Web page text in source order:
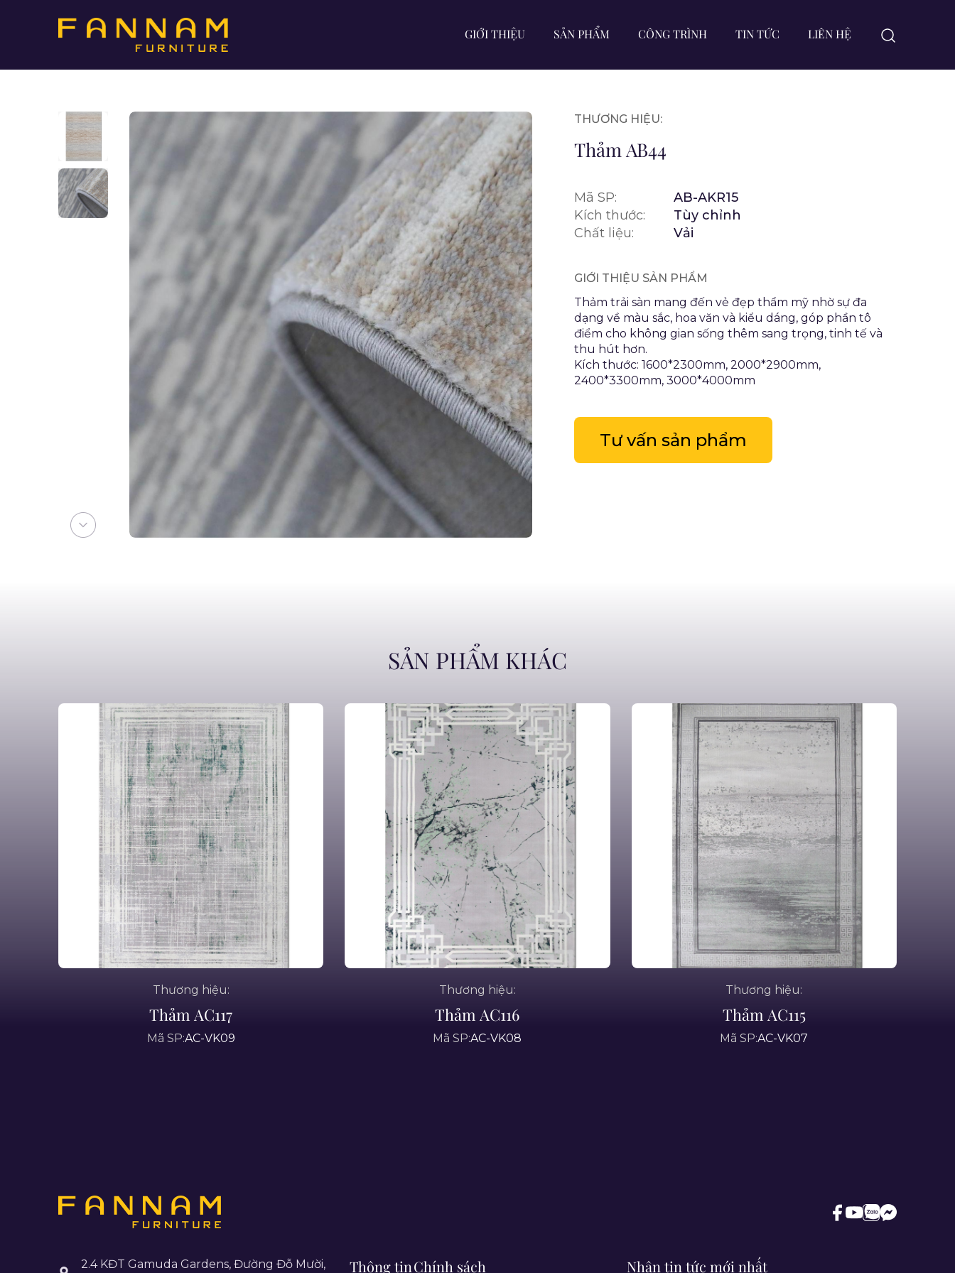
GIỚI THIỆU SẢN PHẨM CÔNG TRÌNH TIN TỨC LIÊN HỆ
THƯƠNG HIỆU:
Thảm AB44
Mã SP:
AB-AKR15
Kích thước:
Tùy chỉnh
Chất liệu:
Vải
GIỚI THIỆU SẢN PHẨM
Thảm trải sàn mang đến vẻ đẹp thẩm mỹ nhờ sự đa
dạng về màu sắc, hoa văn và kiểu dáng, góp phần tô
điểm cho không gian sống thêm sang trọng, tinh tế và
thu hút hơn.
Kích thước: 1600*2300mm, 2000*2900mm,
2400*3300mm, 3000*4000mm
Tư vấn sản phẩm
SẢN PHẨM KHÁC
Thương hiệu:
Thảm AC117
Mã SP:AC-VK09
Thương hiệu:
Thảm AC116
Mã SP:AC-VK08
Thương hiệu:
Thảm AC115
Mã SP:AC-VK07
2.4 KĐT Gamuda Gardens, Đường Đỗ Mười, Thông tinChính sách Nhận tin tức mới nhất